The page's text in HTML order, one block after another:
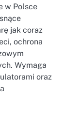
w Polsce
jak coraz
ochrona
Wymaga
oraz